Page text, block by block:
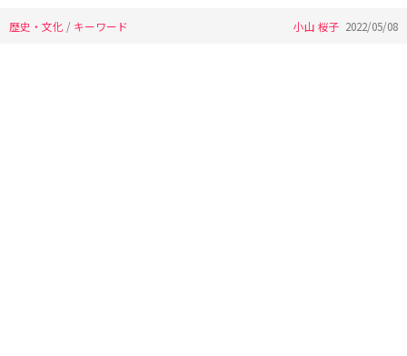
歴史・文化 / キーワード 小山 桜子 2022/05/08